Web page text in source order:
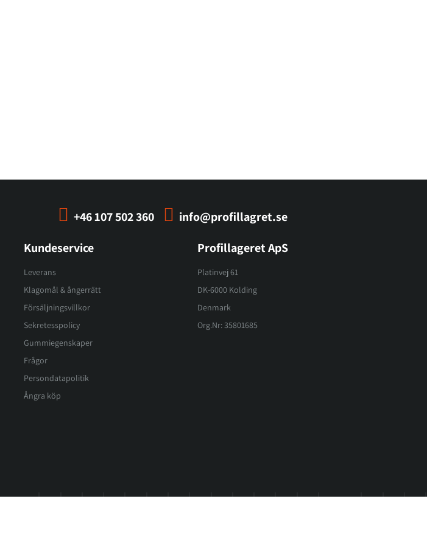
+46 107 502 360 info@profillagret.se
Kundeservice
Leverans
Klagomål & ångerrätt
Försäljningsvillkor
Sekretesspolicy
Gummiegenskaper
Frågor
Persondatapolitik
Ångra köp
Profillageret ApS
Platinvej 61
DK-6000 Kolding
Denmark
Org.Nr: 35801685